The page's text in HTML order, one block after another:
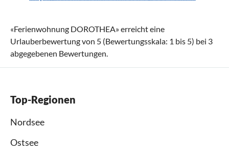
«Ferienwohnung DOROTHEA» erreicht eine
Urlauberbewertung von 5 (Bewertungsskala: 1 bis 5) bei 3
abgegebenen Bewertungen.
Top-Regionen
Nordsee
Ostsee